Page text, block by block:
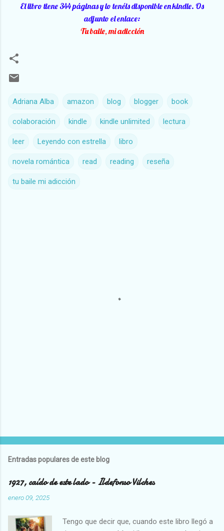
El libro tiene 344 páginas y lo tenéis disponible en kindle. Os
adjunto el enlace:
Tu baile, mi adicción
Adriana Alba amazon blog blogger book
colaboración kindle kindle unlimited lectura
leer Leyendo con estrella libro
novela romántica read reading reseña
tu baile mi adicción
Entradas populares de este blog
1927, caído de este lado - Ildefonso Vilches
enero 09, 2025
Tengo que decir que, cuando este libro llegó a